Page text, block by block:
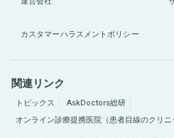
カスタマーハラスメントポリシー
関連リンク
トピックス
AskDoctors総研
オンライン診療提携医院（患者目線のクリニ